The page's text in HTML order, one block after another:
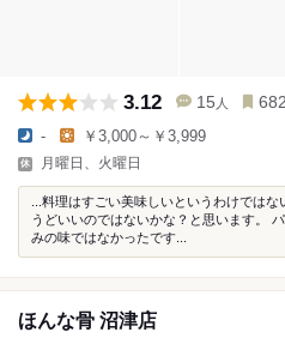
3.12 15 人 682
- ￥3,000～￥3,999
月曜日、火曜日
...料理はすごい美味しいというわけでは
うどいいのではないかな？と思います。
みの味ではなかったです...
ほんな骨 沼津店